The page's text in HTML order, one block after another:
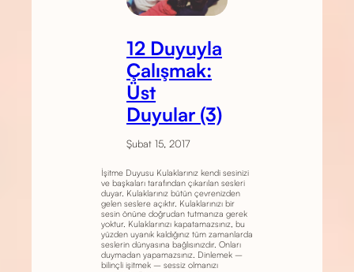
12 Duyuyla
Çalışmak:
Üst
Duyular (3)
Şubat 15, 2017
İşitme Duyusu Kulaklarınız kendi sesinizi
ve başkaları tarafından çıkarılan sesleri
duyar. Kulaklarınız bütün çevrenizden
gelen seslere açıktır. Kulaklarınızı bir
sesin önüne doğrudan tutmanıza gerek
yoktur. Kulaklarınızı kapatamazsınız, bu
yüzden uyanık kaldığınız tüm zamanlarda
seslerin dünyasına bağlısınızdır. Onları
duymadan yapamazsınız. Dinlemek –
bilinçli işitmek – sessiz olmanızı